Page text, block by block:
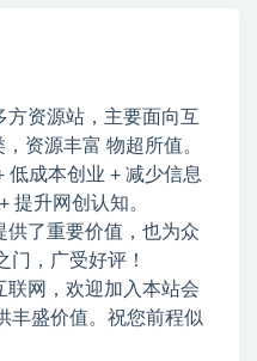
资源站，主要面向互
资源丰富 物超所值。
成本创业 + 减少信息
提升网创认知。
了重要价值，也为众
门，广受好评！
网，欢迎加入本站会
丰盛价值。祝您前程似